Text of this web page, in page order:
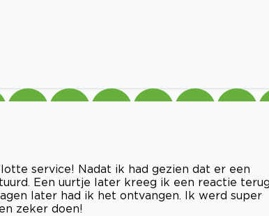
service! Nadat ik had gezien dat er een
Een uurtje later kreeg ik een reactie
later had ik het ontvangen. Ik werd super
zeker doen!